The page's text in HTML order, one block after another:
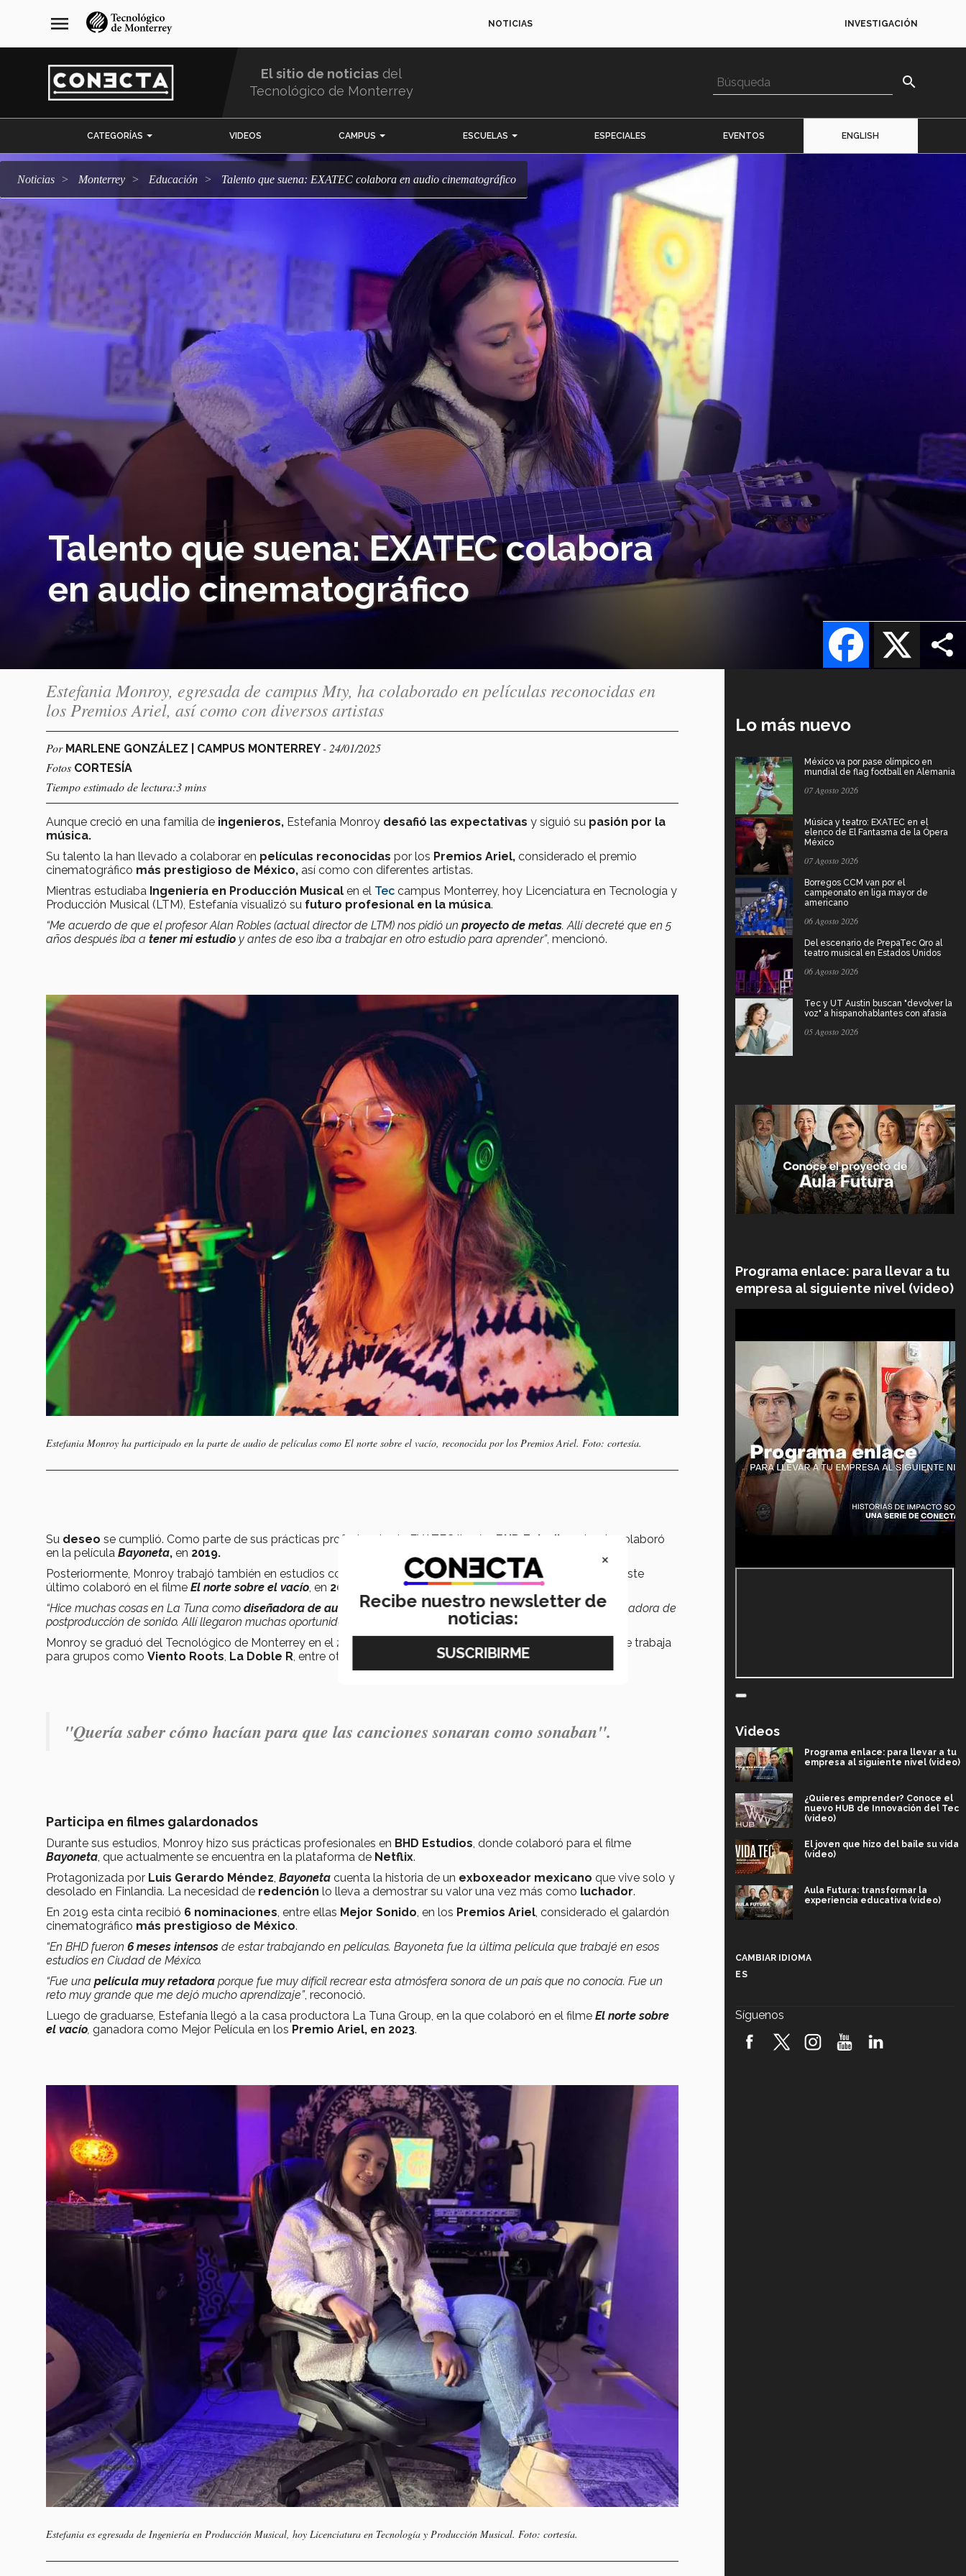
navegación
principal
menu NOTICIAS INVESTIGACIÓN
El sitio de noticias del
Tecnológico de Monterrey
search
CATEGORÍAS VIDEOS CAMPUS ESCUELAS ESPECIALES EVENTOS ENGLISH
Noticias Monterrey Educación Talento que suena: EXATEC colabora en audio cinematográfico
Talento que suena: EXATEC colabora
en audio cinematográfico
X
Facebook
Estefania Monroy, egresada de campus Mty, ha colaborado en películas reconocidas en
los Premios Ariel, así como con diversos artistas
Por MARLENE GONZÁLEZ | CAMPUS MONTERREY- 24/01/2025
Fotos CORTESÍA
Tiempo estimado de lectura:3 mins
Aunque creció en una familia de ingenieros, Estefania Monroy desafió las expectativas y siguió su pasión por la
música.
Su talento la han llevado a colaborar en películas reconocidas por los Premios Ariel, considerado el premio
cinematográfico más prestigioso de México, así como con diferentes artistas.
Mientras estudiaba Ingeniería en Producción Musical en el Tec campus Monterrey, hoy Licenciatura en Tecnología y
Producción Musical (LTM), Estefanía visualizó su futuro profesional en la música.
“Me acuerdo de que el profesor Alan Robles (actual director de LTM) nos pidió un proyecto de metas. Allí decreté que en 5
años después iba a tener mi estudio y antes de eso iba a trabajar en otro estudio para aprender”, mencionó.
Estefania Monroy ha participado en la parte de audio de películas como El norte sobre el vacío, reconocida por los Premios Ariel. Foto: cortesía.
Su deseo se cumplió. Como parte de sus prácticas profesionales la EXATEC llegó a BHD Estudios
, donde colaboró
en la película Bayoneta, en 2019.
Posteriormente, Monroy trabajó también en estudios como
Bengala,La Magia Filmsy La Tuna Group
. En este
último colaboró en el filme El norte sobre el vacío, en 2023
“Hice muchas cosas en La Tuna como diseñadora de audio, ingeniera de grabación , estudio mánager y coordinadora de
postproducción de sonido. Allí llegaron muchas oportunidades”
Monroy se graduó del Tecnológico de Monterrey en el 2018
. Actualmente cuenta con su propio estudio donde trabaja
para grupos como Viento Roots, La Doble R, entre otros.
"Quería saber cómo hacían para que las canciones sonaran como sonaban".
Participa en filmes galardonados
Durante sus estudios, Monroy hizo sus prácticas profesionales en BHD Estudios, donde colaboró para el filme
Bayoneta, que actualmente se encuentra en la plataforma de Netflix.
Protagonizada por Luis Gerardo Méndez, Bayoneta cuenta la historia de un exboxeador mexicano que vive solo y
desolado en Finlandia. La necesidad de redención lo lleva a demostrar su valor una vez más como luchador.
En 2019 esta cinta recibió 6 nominaciones, entre ellas Mejor Sonido, en los Premios Ariel, considerado el galardón
cinematográfico más prestigioso de México.
“En BHD fueron 6 meses intensos de estar trabajando en películas. Bayoneta fue la última película que trabajé en esos
estudios en Ciudad de México.
“Fue una película muy retadora porque fue muy difícil recrear esta atmósfera sonora de un país que no conocía. Fue un
reto muy grande que me dejó mucho aprendizaje”, reconoció.
Luego de graduarse, Estefanía llegó a la casa productora La Tuna Group, en la que colaboró en el filme El norte sobre
el vacío, ganadora como Mejor Película en los Premio Ariel, en 2023.
Estefania es egresada de Ingeniería en Producción Musical, hoy Licenciatura en Tecnología y Producción Musical. Foto: cortesía.
Lo más nuevo
México va por pase olímpico en
mundial de flag football en Alemania
07 Agosto 2026
Música y teatro: EXATEC en el
elenco de El Fantasma de la Ópera
México
07 Agosto 2026
Borregos CCM van por el
campeonato en liga mayor de
americano
06 Agosto 2026
Del escenario de PrepaTec Qro al
teatro musical en Estados Unidos
06 Agosto 2026
Tec y UT Austin buscan "devolver la
voz" a hispanohablantes con afasia
05 Agosto 2026
Programa enlace: para llevar a tu
empresa al siguiente nivel (video)
Videos
Programa enlace: para llevar a tu
empresa al siguiente nivel (video)
¿Quieres emprender? Conoce el
nuevo HUB de Innovación del Tec
(video)
El joven que hizo del baile su vida
(video)
Aula Futura: transformar la
experiencia educativa (video)
robótica FIRST 2026! (video)
CAMBIAR IDIOMA
ES
Síguenos
×
Recibe nuestro newsletter de
noticias: